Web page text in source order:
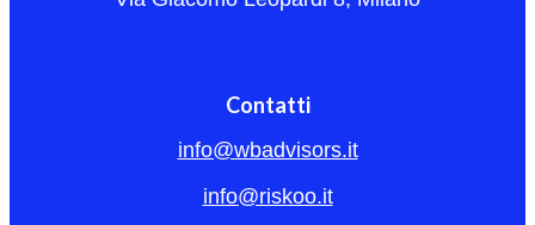
Contatti
info@wbadvisors.it
info@riskoo.it